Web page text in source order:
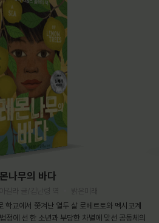
나무의 바다
학교에서 쫓겨난 열두 살 로베르토와 멕시코계
정에 선 한 소년과 부당한 차별에 맞선 공동체의